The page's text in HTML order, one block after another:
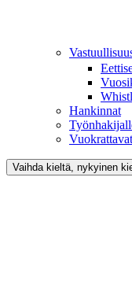
Hankinnat
Vaihda kieltä, nykyinen